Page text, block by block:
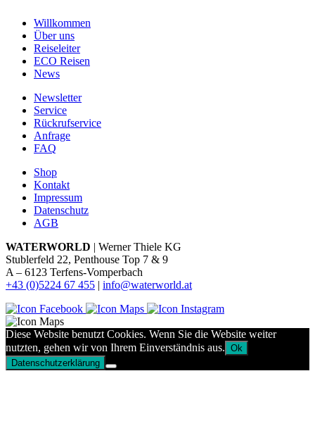
Willkommen
Über uns
Reiseleiter
ECO Reisen
News
Newsletter
Service
Rückrufservice
Anfrage
FAQ
Shop
Kontakt
Impressum
Datenschutz
AGB
WATERWORLD | Werner Thiele KG
Stublerfeld 22, Penthouse Top 7 & 9
A – 6123 Terfens-Vomperbach
+43 (0)5224 67 455 | info@waterworld.at
Diese Website benutzt Cookies. Wenn Sie die Website weiter
nutzten, gehen wir von Ihrem Einverständnis aus. Ok
Datenschutzerklärung